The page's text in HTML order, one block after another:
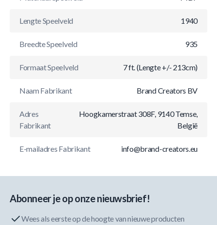
Lengte Speelveld 1940
Breedte Speelveld 935
Formaat Speelveld 7 ft. (Lengte +/- 213cm)
Naam Fabrikant Brand Creators BV
Adres
Fabrikant
Hoogkamerstraat 308F, 9140 Temse,
België
E-mailadres Fabrikant info@brand-creators.eu
Abonneer je op onze nieuwsbrief!
Wees als eerste op de hoogte van nieuwe producten